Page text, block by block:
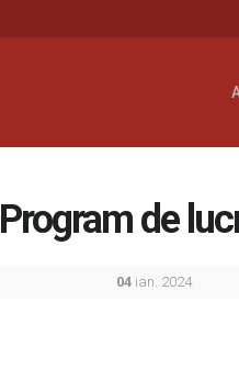
Program de
04 ian. 2024